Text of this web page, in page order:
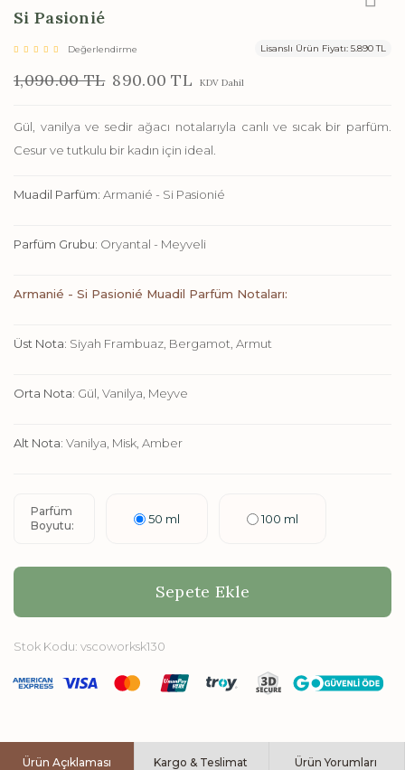
Si Pasionié
Lisanslı Ürün Fiyatı: 5.890 TL
Değerlendirme
1,090.00 TL 890.00 TL KDV Dahil
Gül, vanilya ve sedir ağacı notalarıyla canlı ve sıcak bir parfüm.
Cesur ve tutkulu bir kadın için ideal.
Muadil Parfüm: Armanié - Si Pasionié
Parfüm Grubu: Oryantal - Meyveli
Armanié - Si Pasionié Muadil Parfüm Notaları:
Üst Nota: Siyah Frambuaz, Bergamot, Armut
Orta Nota: Gül, Vanilya, Meyve
Alt Nota: Vanilya, Misk, Amber
Parfüm
Boyutu:
50 ml 100 ml
Sepete Ekle
Stok Kodu: vscoworksk130
Ürün Açıklaması Kargo & Teslimat Ürün Yorumları